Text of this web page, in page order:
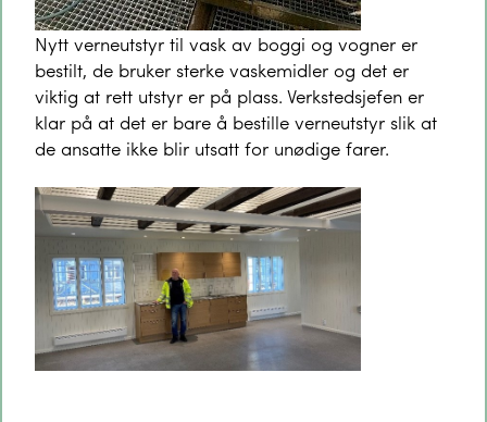
Nytt verneutstyr til vask av boggi og vogner er
bestilt, de bruker sterke vaskemidler og det er
viktig at rett utstyr er på plass. Verkstedsjefen er
klar på at det er bare å bestille verneutstyr slik at
de ansatte ikke blir utsatt for unødige farer.